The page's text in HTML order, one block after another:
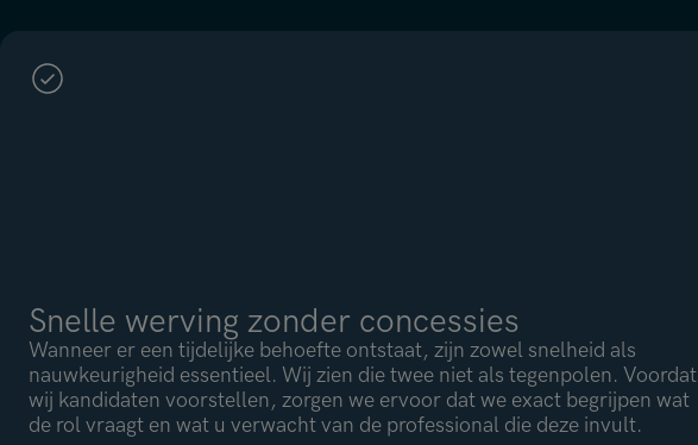
Snelle werving zonder concessies
Wanneer er een tijdelijke behoefte ontstaat, zijn zowel snelheid als
nauwkeurigheid essentieel. Wij zien die twee niet als tegenpolen. Voordat
wij kandidaten voorstellen, zorgen we ervoor dat we exact begrijpen wat
de rol vraagt en wat u verwacht van de professional die deze invult.